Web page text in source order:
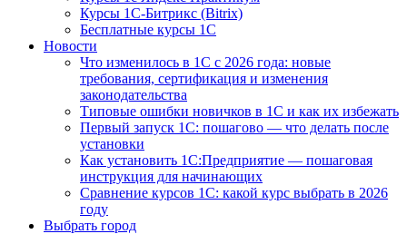
Курсы 1С-Битрикс (Bitrix)
Бесплатные курсы 1С
Новости
Что изменилось в 1С с 2026 года: новые
требования, сертификация и изменения
законодательства
Типовые ошибки новичков в 1С и как их избежать
Первый запуск 1С: пошагово — что делать после
установки
Как установить 1С:Предприятие — пошаговая
инструкция для начинающих
Сравнение курсов 1С: какой курс выбрать в 2026
году
Выбрать город